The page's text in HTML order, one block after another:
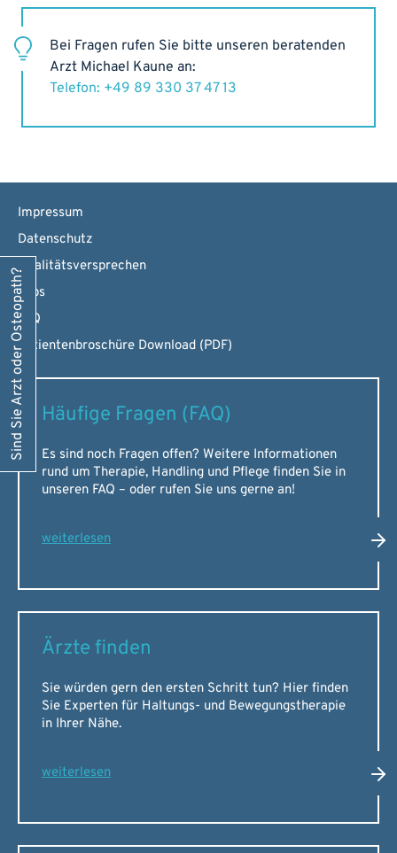
Bei Fragen rufen Sie bitte unseren beratenden
Arzt Michael Kaune an:
Telefon: +49 89 330 37 47 13
Impressum
Datenschutz
Qualitätsversprechen
Jobs
FAQ
Patientenbroschüre Download (PDF)
Sind Sie Arzt oder Osteopath? Häufige Fragen (FAQ)
Es sind noch Fragen offen? Weitere Informationen
rund um Therapie, Handling und Pflege finden Sie in
unseren FAQ – oder rufen Sie uns gerne an!
weiterlesen
Ärzte finden
Sie würden gern den ersten Schritt tun? Hier finden
Sie Experten für Haltungs- und Bewegungstherapie
in Ihrer Nähe.
weiterlesen